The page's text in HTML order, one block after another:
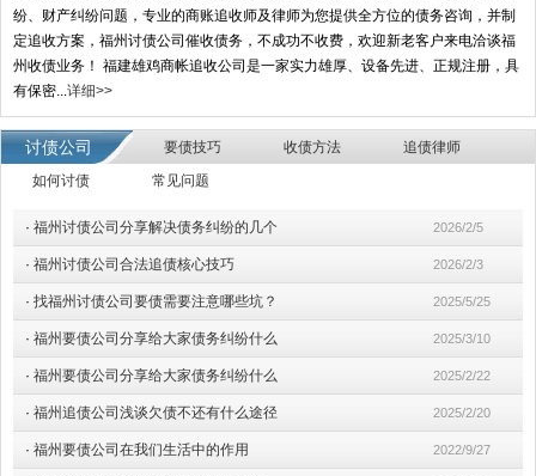
纷、财产纠纷问题，专业的商账追收师及律师为您提供全方位的债务咨询，并制
定追收方案，福州讨债公司催收债务，不成功不收费，欢迎新老客户来电洽谈福
州收债业务！ 福建雄鸡商帐追收公司是一家实力雄厚、设备先进、正规注册，具
有保密...详细>>
讨债公司 要债技巧 收债方法
追债律师
如何讨债
常见问题
· 福州讨债公司分享解决债务纠纷的几个 2026/2/5
· 福州讨债公司合法追债核心技巧 2026/2/3
· 找福州讨债公司要债需要注意哪些坑？ 2025/5/25
· 福州要债公司分享给大家债务纠纷什么 2025/3/10
· 福州要债公司分享给大家债务纠纷什么 2025/2/22
· 福州追债公司浅谈欠债不还有什么途径 2025/2/20
· 福州要债公司在我们生活中的作用 2022/9/27